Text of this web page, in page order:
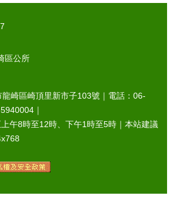
區公所
崎區崎頂里新市子103號｜電話：06-
｜
午8時至12時、下午1時至5時｜本站建議